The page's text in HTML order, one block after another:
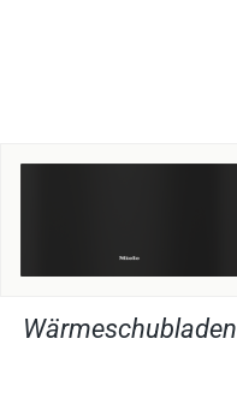
Wärmeschubladen